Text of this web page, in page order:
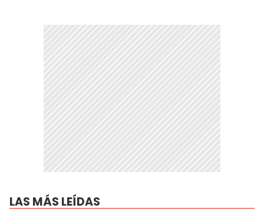
LAS MÁS LEÍDAS